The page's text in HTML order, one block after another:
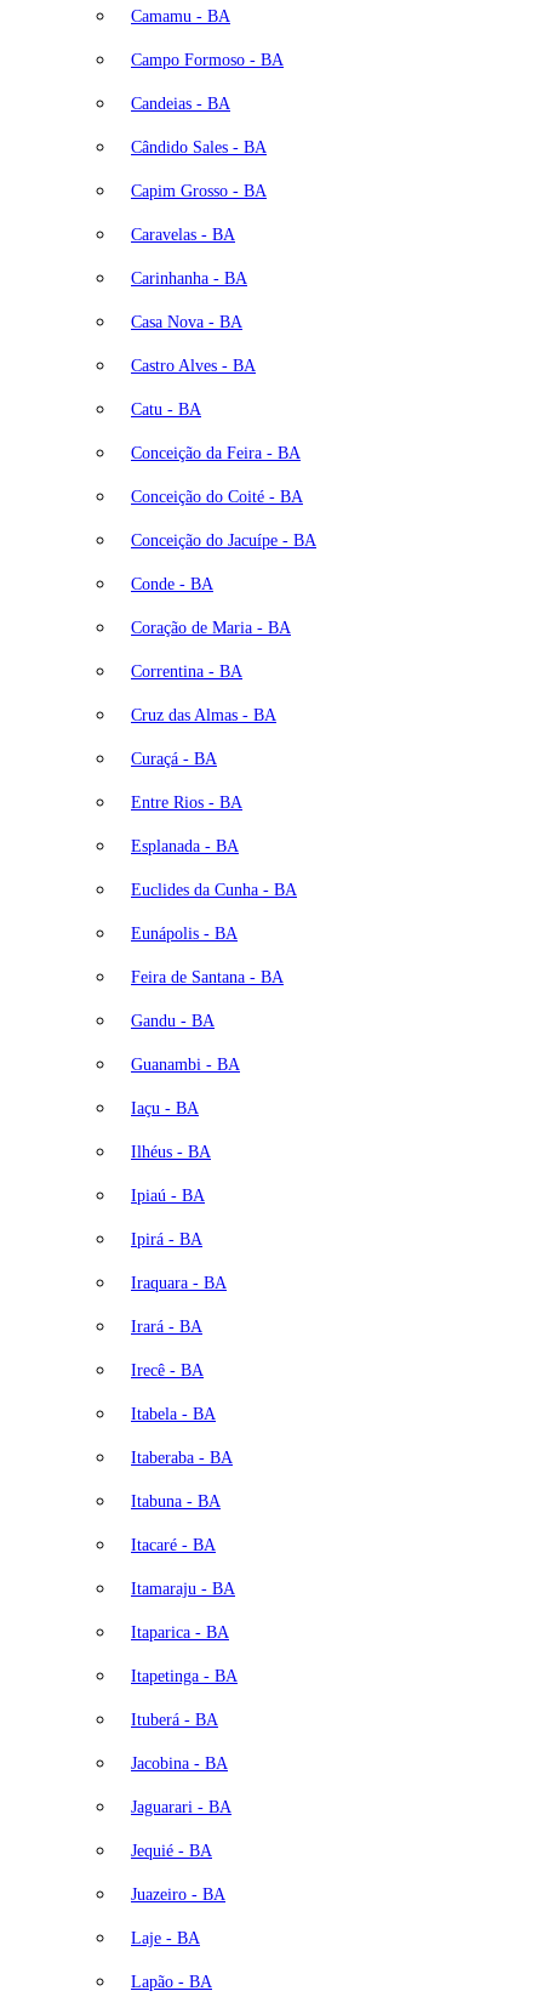
Camamu - BA
Campo Formoso - BA
Candeias - BA
Cândido Sales - BA
Capim Grosso - BA
Caravelas - BA
Carinhanha - BA
Casa Nova - BA
Castro Alves - BA
Catu - BA
Conceição da Feira - BA
Conceição do Coité - BA
Conceição do Jacuípe - BA
Conde - BA
Coração de Maria - BA
Correntina - BA
Cruz das Almas - BA
Curaçá - BA
Entre Rios - BA
Esplanada - BA
Euclides da Cunha - BA
Eunápolis - BA
Feira de Santana - BA
Gandu - BA
Guanambi - BA
Iaçu - BA
Ilhéus - BA
Ipiaú - BA
Ipirá - BA
Iraquara - BA
Irará - BA
Irecê - BA
Itabela - BA
Itaberaba - BA
Itabuna - BA
Itacaré - BA
Itamaraju - BA
Itaparica - BA
Itapetinga - BA
Ituberá - BA
Jacobina - BA
Jaguarari - BA
Jequié - BA
Juazeiro - BA
Laje - BA
Lapão - BA